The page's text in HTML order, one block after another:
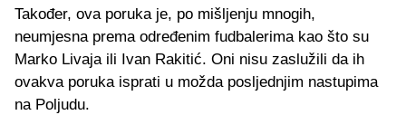
Također, ova poruka je, po mišljenju mnogih,
neumjesna prema određenim fudbalerima kao što su
Marko Livaja ili Ivan Rakitić. Oni nisu zaslužili da ih
ovakva poruka isprati u možda posljednjim nastupima
na Poljudu.